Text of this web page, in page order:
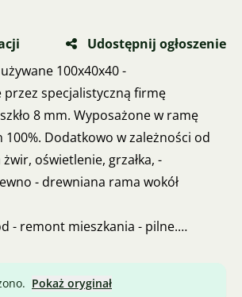
Udostępnij ogłoszenie
100x40x40 -
specjalistyczną firmę
8 mm. Wyposażone w ramę
100%. Dodatkowo w zależności od
oświetlenie, grzałka, -
- drewniana rama wokół
- remont mieszkania - pilne.
- według Państwa propozycji.
Pokaż oryginał